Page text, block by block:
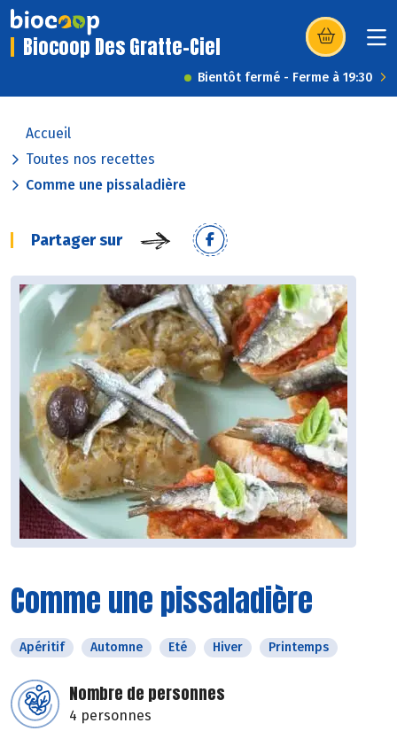
Biocoop Des Gratte-Ciel (s’ouvre dans
Bientôt fermé - Ferme à 19:30
Accueil
Toutes nos recettes
Comme une pissaladière
Partager sur
Comme une pissaladière
Apéritif Automne Eté Hiver Printemps
Nombre de personnes
4 personnes